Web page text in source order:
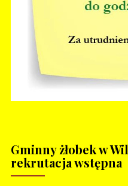
Gminny żłobek w
rekrutacja wstępna